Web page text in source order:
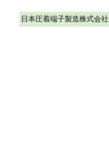
日本圧着端子製造株式会社